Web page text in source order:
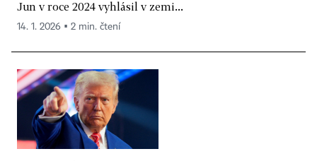
Jun v roce 2024 vyhlásil v zemi...
14. 1. 2026 ▪ 2 min. čtení